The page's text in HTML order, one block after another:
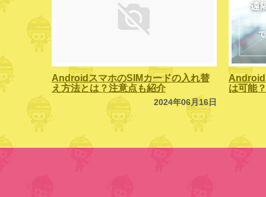
AndroidスマホのSIMカードの入れ替
え方法とは？注意点も紹介
2024年06月16日
Android
は可能